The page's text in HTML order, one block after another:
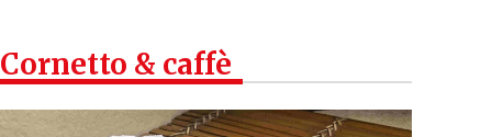
Cornetto & caffè